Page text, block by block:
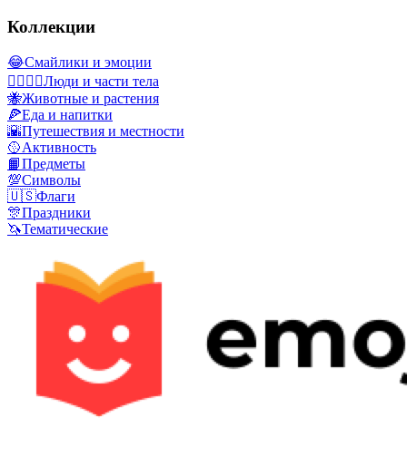
Коллекции
😂Смайлики и эмоции
👩‍❤️‍💋‍👨Люди и части тела
🐝Животные и растения
🍕Еда и напитки
🌇Путешествия и местности
🥎Активность
📙Предметы
💯Символы
🇺🇸Флаги
🎊Праздники
🦄Тематические